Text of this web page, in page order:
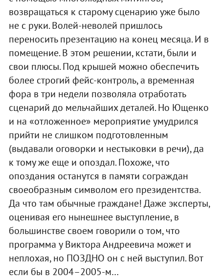
возвращаться к старому сценарию уже было
не с руки. Волей-неволей пришлось
переносить презентацию на конец месяца. И в
помещение. В этом решении, кстати, были и
свои плюсы. Под крышей можно обеспечить
более строгий фейс-контроль, а временная
фора в три недели позволяла отработать
сценарий до мельчайших деталей. Но Ющенко
и на «отложенное» мероприятие умудрился
прийти не слишком подготовленным
(выдавали оговорки и нестыковки в речи), да
к тому же еще и опоздал. Похоже, что
опоздания останутся в памяти сограждан
своеобразным символом его президентства.
Да что там обычные граждане! Даже эксперты,
оценивая его нынешнее выступление, в
большинстве своем говорили о том, что
программа у Виктора Андреевича может и
неплохая, но ПОЗДНО он с ней выступил. Вот
если бы в 2004–2005-м…